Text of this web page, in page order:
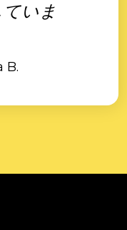
いま
B.